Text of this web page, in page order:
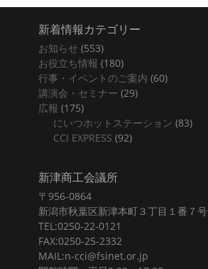
新着情報カテゴリー
お知らせ (553)
お役立ち情報 (180)
行事・イベントのご案内 (60)
講演会・セミナー (29)
広報 (175)
にいつホットステーション (83)
CCI EXPRESS (92)
新津商工会議所
〒956-0864
新潟市秋葉区新津本町３丁目１番７号
TEL:0250-22-0121
FAX:0250-25-2332
MAIL:n-cci@fsinet.or.jp